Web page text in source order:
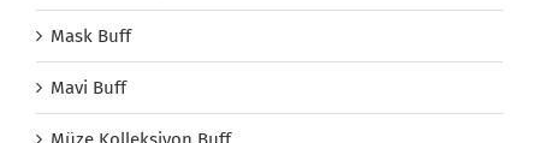
Mask Buff
Mavi Buff